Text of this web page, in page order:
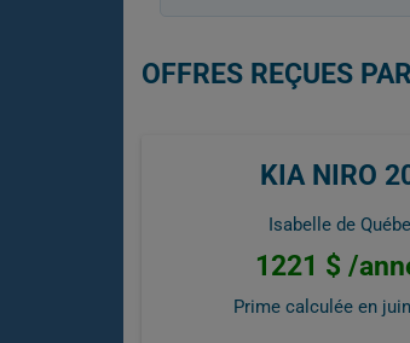
OFFRES REÇUES
KIA NIRO
Isabelle de
1221 $ /
Prime calculée en